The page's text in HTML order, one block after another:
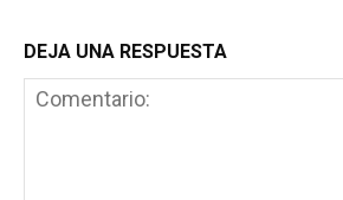
DEJA UNA RESPUESTA